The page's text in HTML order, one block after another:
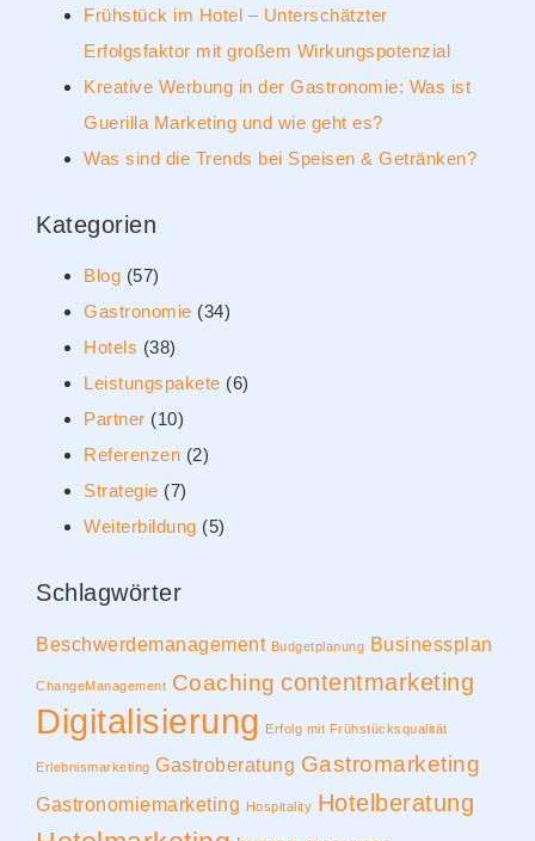
Frühstück im Hotel – Unterschätzter
Erfolgsfaktor mit großem Wirkungspotenzial
Kreative Werbung in der Gastronomie: Was ist
Guerilla Marketing und wie geht es?
Was sind die Trends bei Speisen & Getränken?
Kategorien
Blog (57)
Gastronomie (34)
Hotels (38)
Leistungspakete (6)
Partner (10)
Referenzen (2)
Strategie (7)
Weiterbildung (5)
Schlagwörter
Beschwerdemanagement Budgetplanung Businessplan
ChangeManagement Coaching contentmarketing
Digitalisierung Erfolg mit Frühstücksqualität
Erlebnismarketing Gastroberatung Gastromarketing
Gastronomiemarketing Hospitality Hotelberatung